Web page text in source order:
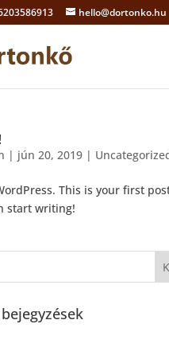
hello@dortonko.hu
| jún 20, 2019|
This is your first
start writing!